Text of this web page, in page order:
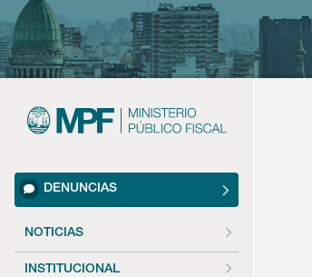
DENUNCIAS
NOTICIAS
INSTITUCIONAL